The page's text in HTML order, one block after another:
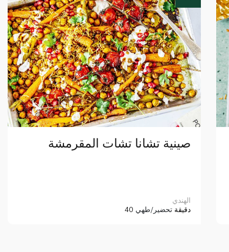
صينية تشانا تشات المقرمشة
الهندي
40 دقيقة تحضير/طهي